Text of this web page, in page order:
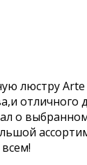
люстру
о